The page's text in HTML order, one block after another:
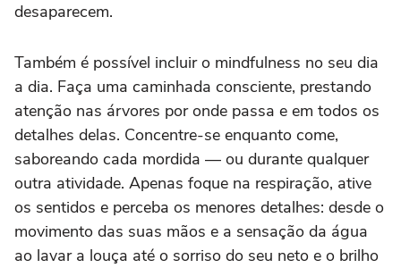
desaparecem.
Também é possível incluir o mindfulness no seu dia
a dia. Faça uma caminhada consciente, prestando
atenção nas árvores por onde passa e em todos os
detalhes delas. Concentre-se enquanto come,
saboreando cada mordida — ou durante qualquer
outra atividade. Apenas foque na respiração, ative
os sentidos e perceba os menores detalhes: desde o
movimento das suas mãos e a sensação da água
ao lavar a louça até o sorriso do seu neto e o brilho